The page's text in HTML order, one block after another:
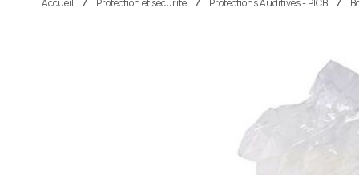
Accueil protection et sécurité Protections Auditives - PICB